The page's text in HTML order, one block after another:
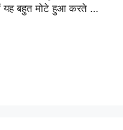
यह बहुत मोटे हुआ करते …